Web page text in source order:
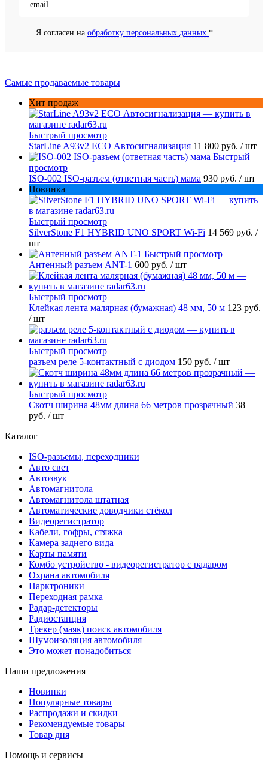
Я согласен на обработку персональных данных. *
Самые продаваемые товары
Хит продаж
Быстрый просмотр
StarLine A93v2 ECO Автосигнализация 11 800 руб. / шт
Быстрый
просмотр
ISO-002 ISO-разъем (ответная часть) мама 930 руб. / шт
Новинка
Быстрый просмотр
SilverStone F1 HYBRID UNO SPORT Wi-Fi 14 569 руб. /
шт
Быстрый просмотр
Антенный разъем ANT-1 600 руб. / шт
Быстрый просмотр
Клейкая лента малярная (бумажная) 48 мм, 50 м 123 руб.
/ шт
Быстрый просмотр
разъем реле 5-контактный с диодом 150 руб. / шт
Быстрый просмотр
Скотч ширина 48мм длина 66 метров прозрачный 38
руб. / шт
Каталог
ISO-разъемы, переходники
Авто свет
Автозвук
Автомагнитола
Автомагнитола штатная
Автоматические доводчики стёкол
Видеорегистратор
Кабели, гофры, стяжка
Камера заднего вида
Карты памяти
Комбо устройство - видеорегистратор с радаром
Охрана автомобиля
Парктроники
Переходная рамка
Радар-детекторы
Радиостанция
Трекер (маяк) поиск автомобиля
Шумоизоляция автомобиля
Это может понадобиться
Наши предложения
Новинки
Популярные товары
Распродажи и скидки
Рекомендуемые товары
Товар дня
Помощь и сервисы